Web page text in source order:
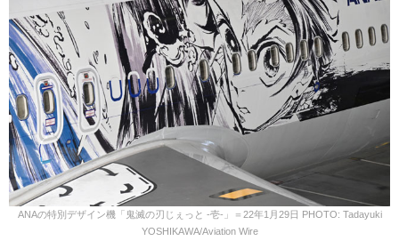
ANAの特別デザイン機「鬼滅の刃じぇっと -壱-」＝22年1月29日 PHOTO: Tadayuki
YOSHIKAWA/Aviation Wire